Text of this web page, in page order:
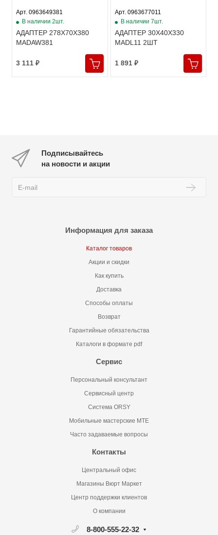
Арт. 0963649381
В наличии 2шт.
АДАПТЕР 278Х70Х380
MADAW381
3 111 ₽
Арт. 0963677011
В наличии 7шт.
АДАПТЕР 30Х40Х330
MADL11 2ШТ
1 891 ₽
Подписывайтесь
на новости и акции
Информация для заказа
Каталог товаров
Акции и скидки
Как купить
Доставка
Способы оплаты
Возврат
Гарантийные обязательства
Каталоги в формате pdf
Сервис
Персональный консультант
Сервисный центр
Система ORSY
Мобильные мастерские MTE
Часто задаваемые вопросы
Контакты
Центральный офис
Магазины Вюрт Маркет
Центр поддержки клиентов
О компании
8-800-555-22-32